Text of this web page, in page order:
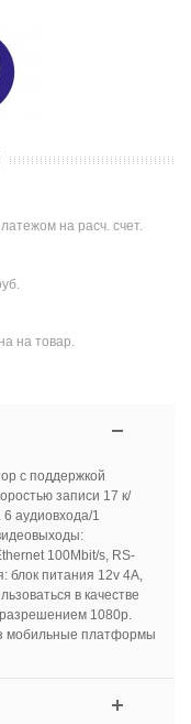
на расч. счет.
на товар.
с поддержкой
записи 17 к/
аудиовхода/1
100Mbit/s, RS-
блок питания 12v 4A,
в качестве
разрешением 1080p.
мобильные платформы